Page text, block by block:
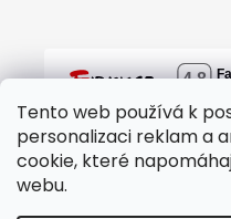
Tento web používá k
personalizaci reklam a
cookie, které
webu.